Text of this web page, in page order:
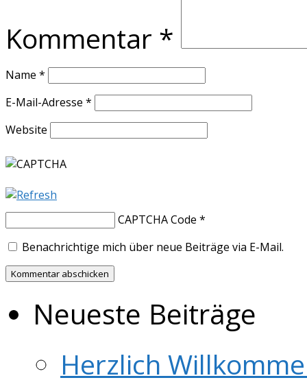
Kommentar *
Name *
E-Mail-Adresse *
Website
CAPTCHA Code *
Benachrichtige mich über neue Beiträge via E-Mail.
Neueste Beiträge
Herzlich